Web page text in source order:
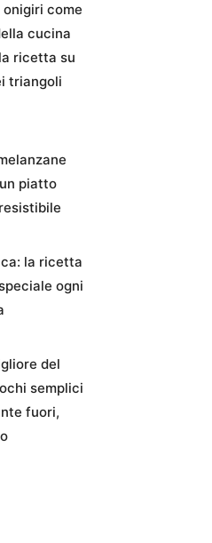
come
cucina
ricetta su
triangoli
piatto
la ricetta
ogni
del
semplici
fuori,